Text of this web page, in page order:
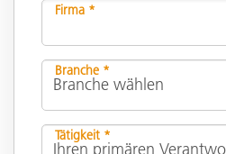
Firma *
Branche *
Tätigkeit *